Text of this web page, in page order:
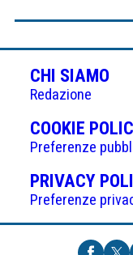
CHI SIAMO
Redazione
COOKIE
Preferenze
PRIVACY
Preferenze